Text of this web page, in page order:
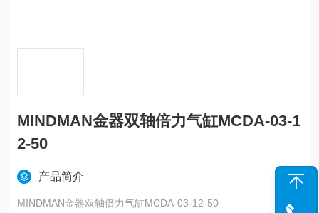
MINDMAN金器双轴倍力气缸MCDA-03-1
2-50
产品简介
MINDMAN金器双轴倍力气缸MCDA-03-12-50